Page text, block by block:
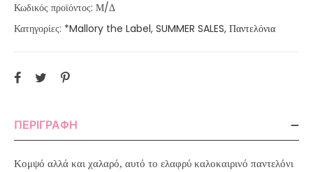
Κωδικός προϊόντος: Μ/Δ
Κατηγορίες: *Mallory the Label, SUMMER SALES, Παντελόνια
ΠΕΡΙΓΡΑΦΉ
Κομψό αλλά και χαλαρό, αυτό το ελαφρύ καλοκαιρινό παντελόνι